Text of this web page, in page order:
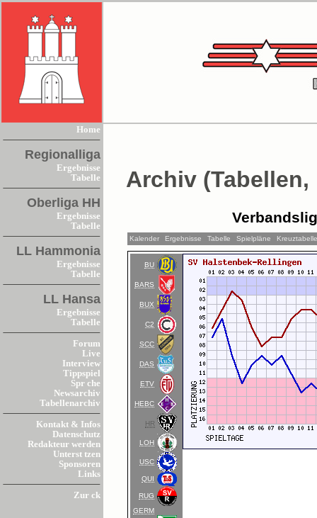
Home
Regionalliga
Ergebnisse
Tabelle
Oberliga HH
Ergebnisse
Tabelle
LL Hammonia
Ergebnisse
Tabelle
LL Hansa
Ergebnisse
Tabelle
Forum
Live
Interview
Tippspiel
Spr che
Newsarchiv
Tabellenarchiv
Kontakt & Infos
Datenschutz
Redakteur werden
Unterst tzen
Sponsoren
Links
Zur ck
Archiv
Kalender Ergebnisse Tabelle Spielpläne
BU
BARS
BUX
C2
SCC
DAS
ETV
HEBC
HR
LOH
USC
QUI
RUG
GERM